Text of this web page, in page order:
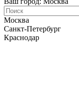
Москва
Санкт-Петербург
Краснодар